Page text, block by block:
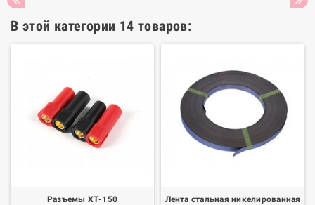
В этой категории 14 товаров:
Разъемы ХТ-150
Лента стальная никелированная